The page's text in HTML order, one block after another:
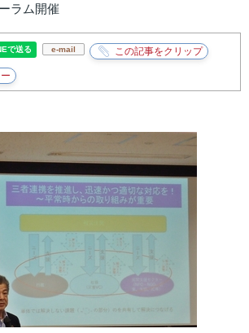
ラム開催
e-mail